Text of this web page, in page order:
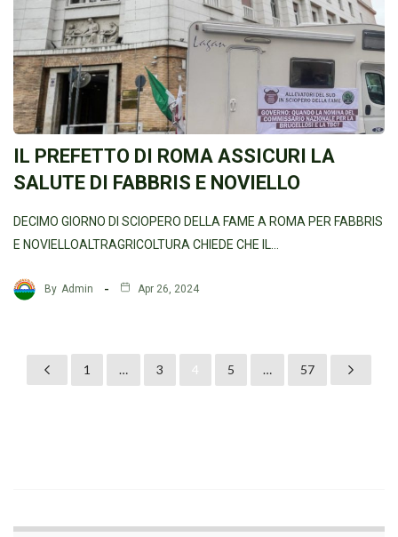
IL PREFETTO DI ROMA ASSICURI LA
SALUTE DI FABBRIS E NOVIELLO
DECIMO GIORNO DI SCIOPERO DELLA FAME A ROMA PER FABBRIS
E NOVIELLOALTRAGRICOLTURA CHIEDE CHE IL…
By Admin Apr 26, 2024
1 … 3 4 5 … 57